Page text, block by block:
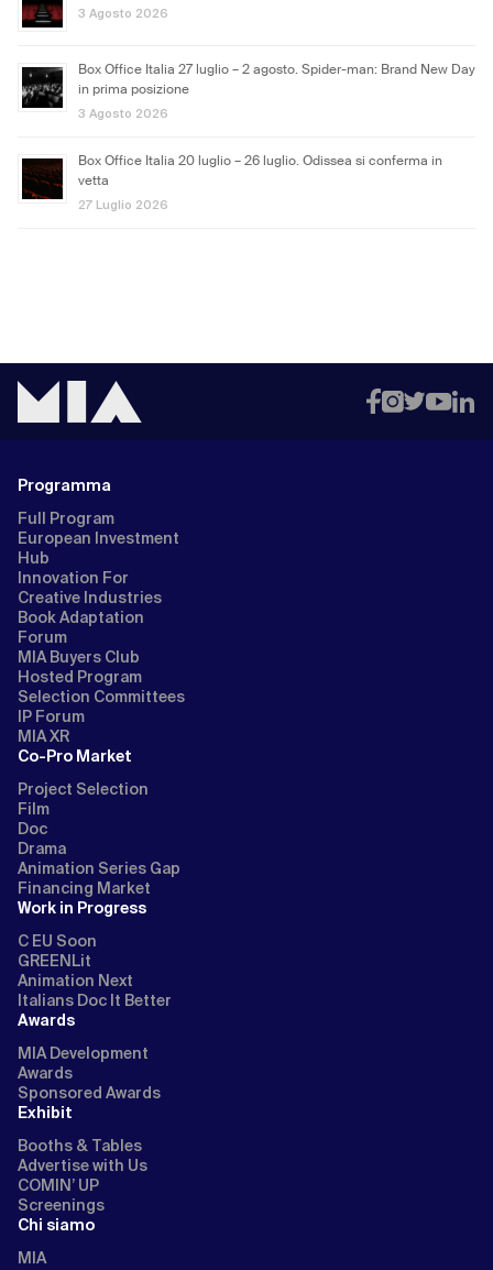
3 Agosto 2026
Box Office Italia 27 luglio – 2 agosto. Spider-man: Brand New Day
in prima posizione
3 Agosto 2026
Box Office Italia 20 luglio – 26 luglio. Odissea si conferma in
vetta
27 Luglio 2026
Programma
Full Program
European Investment
Hub
Innovation For
Creative Industries
Book Adaptation
Forum
MIA Buyers Club
Hosted Program
Selection Committees
IP Forum
MIA XR
Co-Pro Market
Project Selection
Film
Doc
Drama
Animation Series Gap
Financing Market
Work in Progress
C EU Soon
GREENLit
Animation Next
Italians Doc It Better
Awards
MIA Development
Awards
Sponsored Awards
Exhibit
Booths & Tables
Advertise with Us
COMIN’ UP
Screenings
Chi siamo
MIA